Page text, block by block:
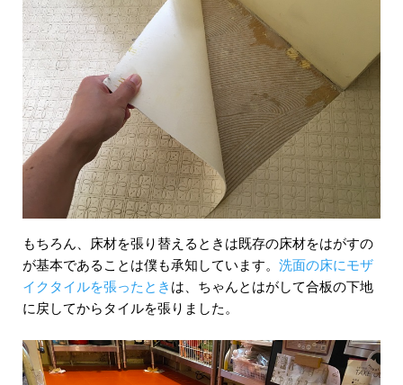
もちろん、床材を張り替えるときは既存の床材をはがすの
が基本であることは僕も承知しています。 洗面の床にモザ
イクタイルを張ったとき は、ちゃんとはがして合板の下地
に戻してからタイルを張りました。